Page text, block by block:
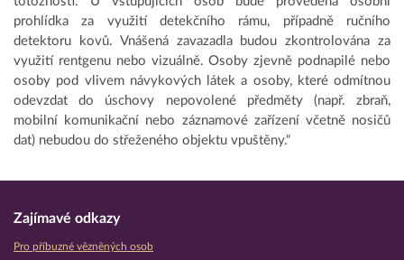
prohlídka za využití detekčního rámu, případně ručního
detektoru kovů. Vnášená zavazadla budou zkontrolována za
využití rentgenu nebo vizuálně. Osoby zjevně podnapilé nebo
osoby pod vlivem návykových látek a osoby, které odmítnou
odevzdat do úschovy nepovolené předměty (např. zbraň,
mobilní komunikační nebo záznamové zařízení včetně nosičů
dat) nebudou do střeženého objektu vpuštěny.“
Zajímavé odkazy
Pro příbuzné vězněných osob